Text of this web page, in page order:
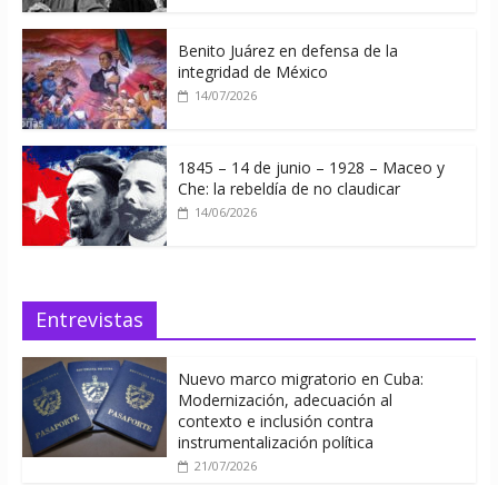
Benito Juárez en defensa de la
integridad de México
14/07/2026
1845 – 14 de junio – 1928 – Maceo y
Che: la rebeldía de no claudicar
14/06/2026
Entrevistas
Nuevo marco migratorio en Cuba:
Modernización, adecuación al
contexto e inclusión contra
instrumentalización política
21/07/2026